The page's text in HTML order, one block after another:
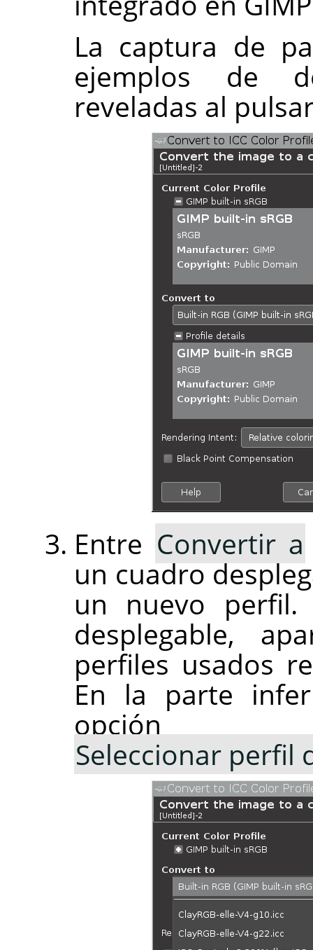
La captura de
ejemplos de
reveladas al
Entre Convertir a
un cuadro
un nuevo
desplegable,
perfiles usados
En la parte
Seleccionar perfil